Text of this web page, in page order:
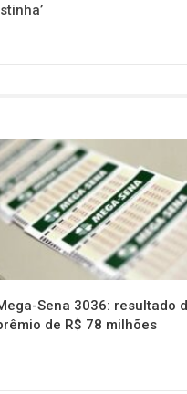
NOTÍCIAS
Sena 3036: resultado
de R$ 78 milhões